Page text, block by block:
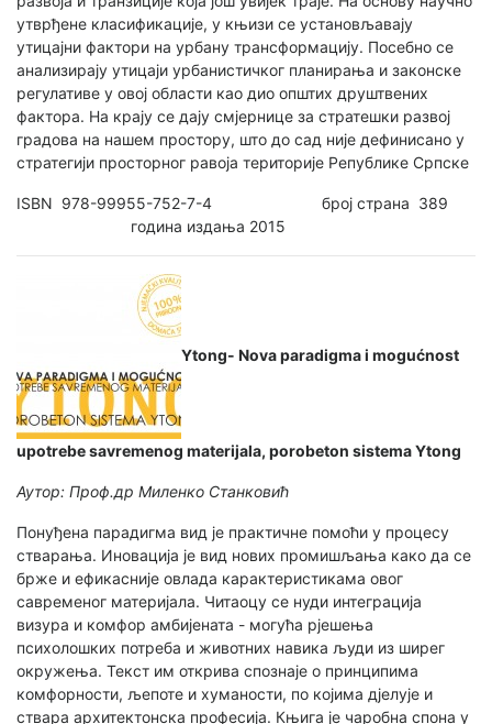
утврђене класификације, у књизи се установљавају
утицајни фактори на урбану трансформацију. Посебно се
анализирају утицаји урбанистичког планирања и законске
регулативе у овој области као дио општих друштвених
фактора. На крају се дају смјернице за стратешки развој
градова на нашем простору, што до сад није дефинисано у
стратегији просторног равоја територије Републике Српске
ISBN 978-99955-752-7-4 број страна 389
година издања 2015
Ytong- Nova paradigma i mogućnost
upotrebe savremenog materijala, porobeton sistema Ytong
Аутор: Проф.др Миленко Станковић
Понуђена парадигма вид је практичне помоћи у процесу
стварања. Иновација је вид нових промишљања како да се
брже и ефикасније овлада карактеристикама овог
савременог материјала. Читаоцу се нуди интеграција
визура и комфор амбијената - могућа рјешења
психолошких потреба и животних навика људи из ширег
окружења. Текст им открива спознаје о принципима
комфорности, љепоте и хуманости, по којима дјелује и
ствара архитектонска професија. Књига је чаробна спона у